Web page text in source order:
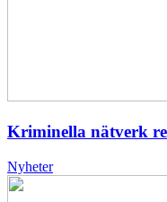
Kriminella nätverk
Nyheter